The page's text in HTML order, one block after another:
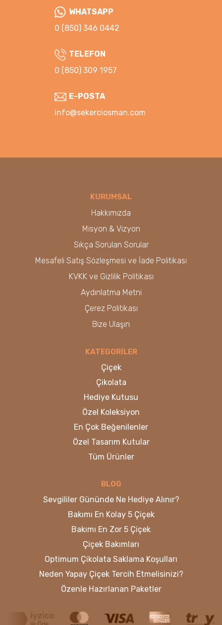
WHATSAPP
0 (850) 346 0442
TELEFON
0 (850) 309 1957
E-POSTA
info@sekerciosman.com
KURUMSAL
Hakkımızda
Misyon & Vizyon
Sıkça Sorulan Sorular
Mesafeli Satış Sözleşmesi ve İade Politikası
KVKK ve Gizlilik Politikası
Aydınlatma Metni
Çerez Politikası
Bize Ulaşın
KATEGORİLER
Çiçek
Çikolata
Hediye Kutusu
Özel Koleksiyon
En Çok Beğenilenler
Özel Tasarım Kutular
Tüm Ürünler
BLOG
Sevgililer Gününde Ne Hediye Alınır?
Bakımı En Kolay 5 Çiçek
Bakımı En Zor 5 Çiçek
Çiçek Bakımları
Optimum Çikolata Saklama Koşulları
Neden Yapay Çiçek Tercih Etmelisinizi?
Özenle Hazırlanan Paketler